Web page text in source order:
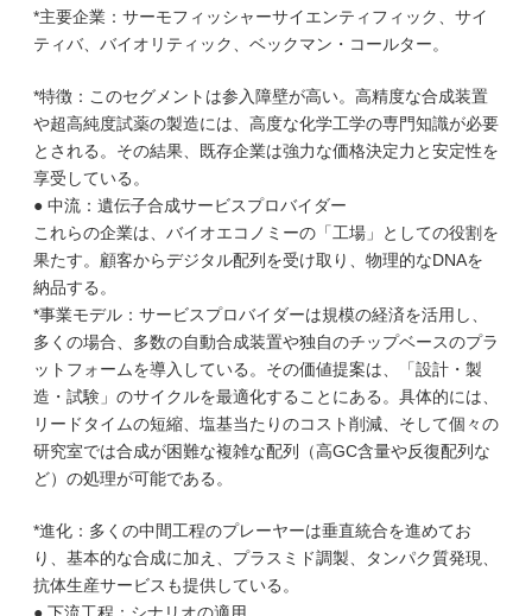
*主要企業：サーモフィッシャーサイエンティフィック、サイ
ティバ、バイオリティック、ベックマン・コールター。
*特徴：このセグメントは参入障壁が高い。高精度な合成装置
や超高純度試薬の製造には、高度な化学工学の専門知識が必要
とされる。その結果、既存企業は強力な価格決定力と安定性を
享受している。
● 中流：遺伝子合成サービスプロバイダー
これらの企業は、バイオエコノミーの「工場」としての役割を
果たす。顧客からデジタル配列を受け取り、物理的なDNAを
納品する。
*事業モデル：サービスプロバイダーは規模の経済を活用し、
多くの場合、多数の自動合成装置や独自のチップベースのプラ
ットフォームを導入している。その価値提案は、「設計・製
造・試験」のサイクルを最適化することにある。具体的には、
リードタイムの短縮、塩基当たりのコスト削減、そして個々の
研究室では合成が困難な複雑な配列（高GC含量や反復配列な
ど）の処理が可能である。
*進化：多くの中間工程のプレーヤーは垂直統合を進めてお
り、基本的な合成に加え、プラスミド調製、タンパク質発現、
抗体生産サービスも提供している。